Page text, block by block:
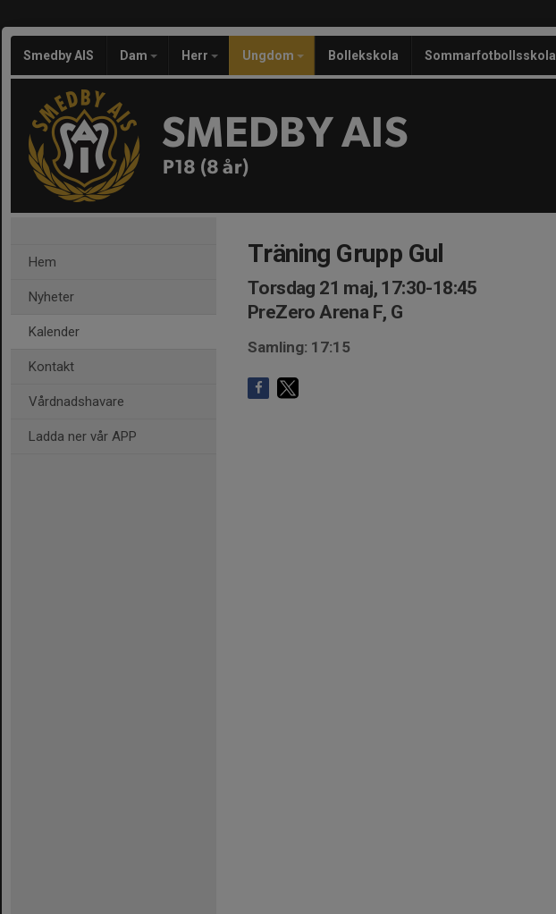
Smedby AIS Dam Herr Ungdom Bollekskola Sommarfotbollsskola
SMEDBY AIS
P18 (8 år)
Hem
Nyheter
Kalender
Kontakt
Vårdnadshavare
Ladda ner vår APP
Träning Grupp Gul
Torsdag 21 maj, 17:30-18:45
PreZero Arena F, G
Samling: 17:15